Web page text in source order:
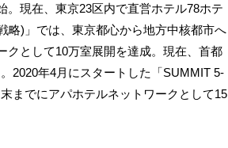
現在、東京23区内で直営ホテル78ホテ
)」では、東京都心から地方中核都市へ
クとして10万室展開を達成。現在、首都
2020年4月にスタートした「SUMMIT 5-
までにアパホテルネットワークとして15